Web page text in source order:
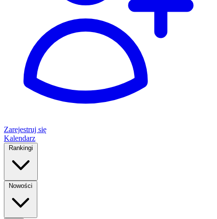
Zarejestruj się
Kalendarz
Rankingi
Nowości